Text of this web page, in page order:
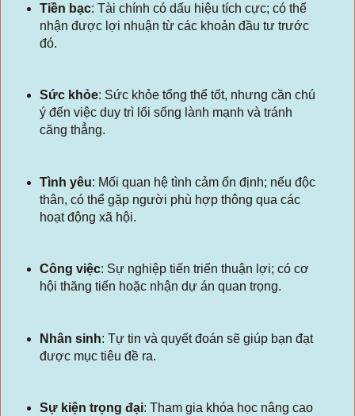
Tiền bạc: Tài chính có dấu hiệu tích cực; có thể
nhận được lợi nhuận từ các khoản đầu tư trước
đó.
Sức khỏe: Sức khỏe tổng thể tốt, nhưng cần chú
ý đến việc duy trì lối sống lành mạnh và tránh
căng thẳng.
Tình yêu: Mối quan hệ tình cảm ổn định; nếu độc
thân, có thể gặp người phù hợp thông qua các
hoạt động xã hội.
Công việc: Sự nghiệp tiến triển thuận lợi; có cơ
hội thăng tiến hoặc nhận dự án quan trọng.
Nhân sinh: Tự tin và quyết đoán sẽ giúp bạn đạt
được mục tiêu đề ra.
Sự kiện trọng đại: Tham gia khóa học nâng cao